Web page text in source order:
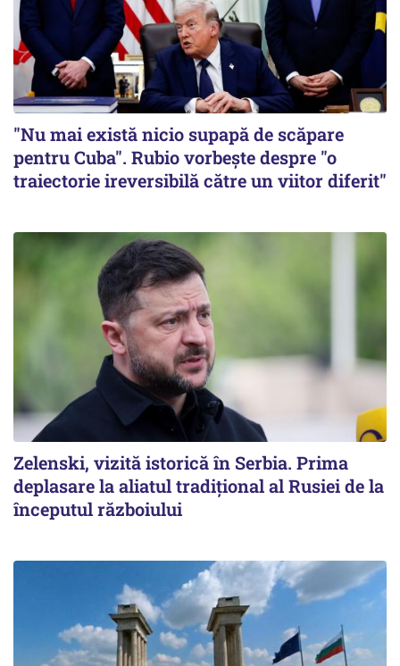
"Nu mai există nicio supapă de scăpare
pentru Cuba". Rubio vorbește despre "o
traiectorie ireversibilă către un viitor diferit"
Zelenski, vizită istorică în Serbia. Prima
deplasare la aliatul tradițional al Rusiei de la
începutul războiului